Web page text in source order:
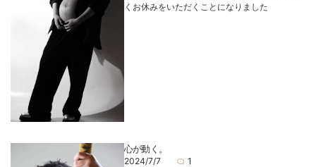
くお休みをいただくことになりました
心が動く。
2024/7/7 1